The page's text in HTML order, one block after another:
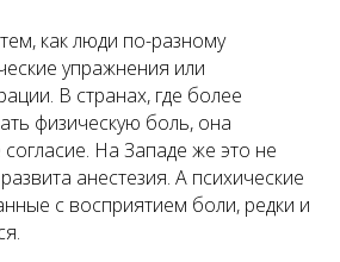
как люди по-разному
упражнения или
В странах, где более
физическую боль, она
На Западе же это не
анестезия. А психические
с восприятием боли, редки и